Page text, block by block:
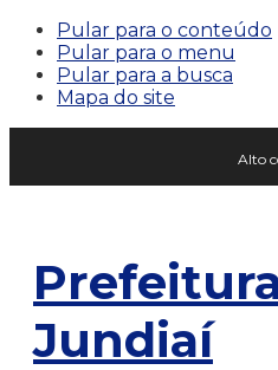
Pular para o conteúdo
Pular para o menu
Pular para a busca
Mapa do site
Alto
Jundiaí